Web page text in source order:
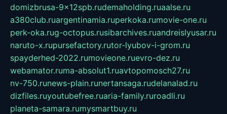
domizbrusa-9x12spb.rudemaholding.ruaalse.ru
a380club.ruargentinamia.ruperkoka.rumovie-one.ru
perk-oka.rug-octopus.rusibarchives.ruandreislyusar.ru
naruto-x.rupursefactory.rutor-lyubov-i-grom.ru
spayderhed-2022.rumovieone.ruevro-dez.ru
webamator.ruma-absolut1.ruavtopomosch27.ru
nv-750.runews-plain.runertansaga.rudelanalad.ru
dizfiles.ruyoutubefree.ruaria-family.ruroadli.ru
planeta-samara.rumysmartbuy.ru